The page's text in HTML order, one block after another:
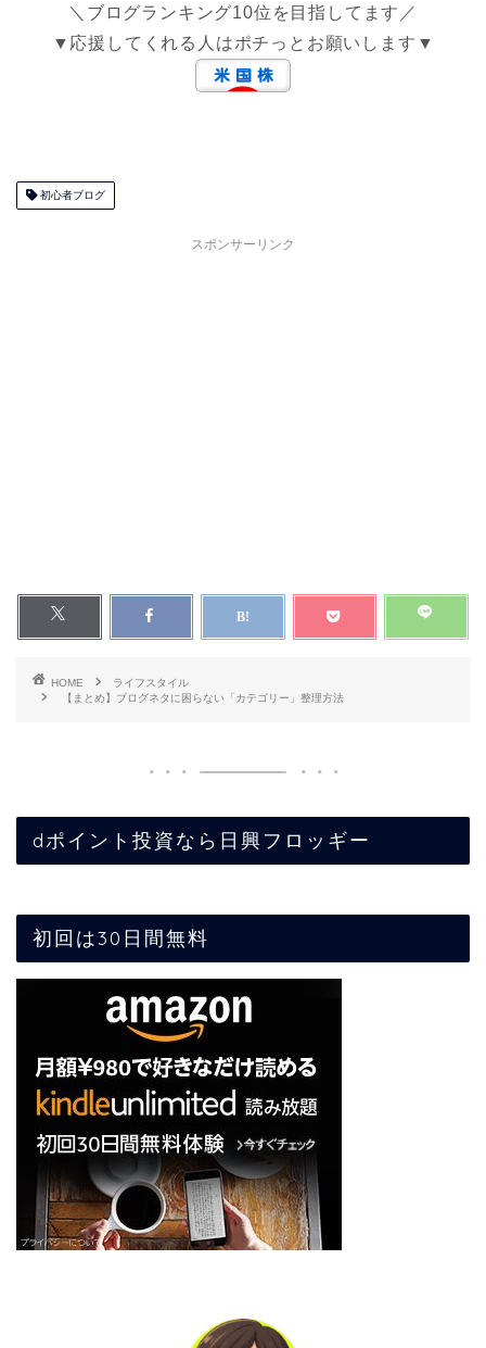
＼ブログランキング10位を目指してます／
▼応援してくれる人はポチっとお願いします▼
初心者ブログ
スポンサーリンク
HOME
ライフスタイル
【まとめ】ブログネタに困らない「カテゴリー」整理方法
dポイント投資なら日興フロッギー
初回は30日間無料